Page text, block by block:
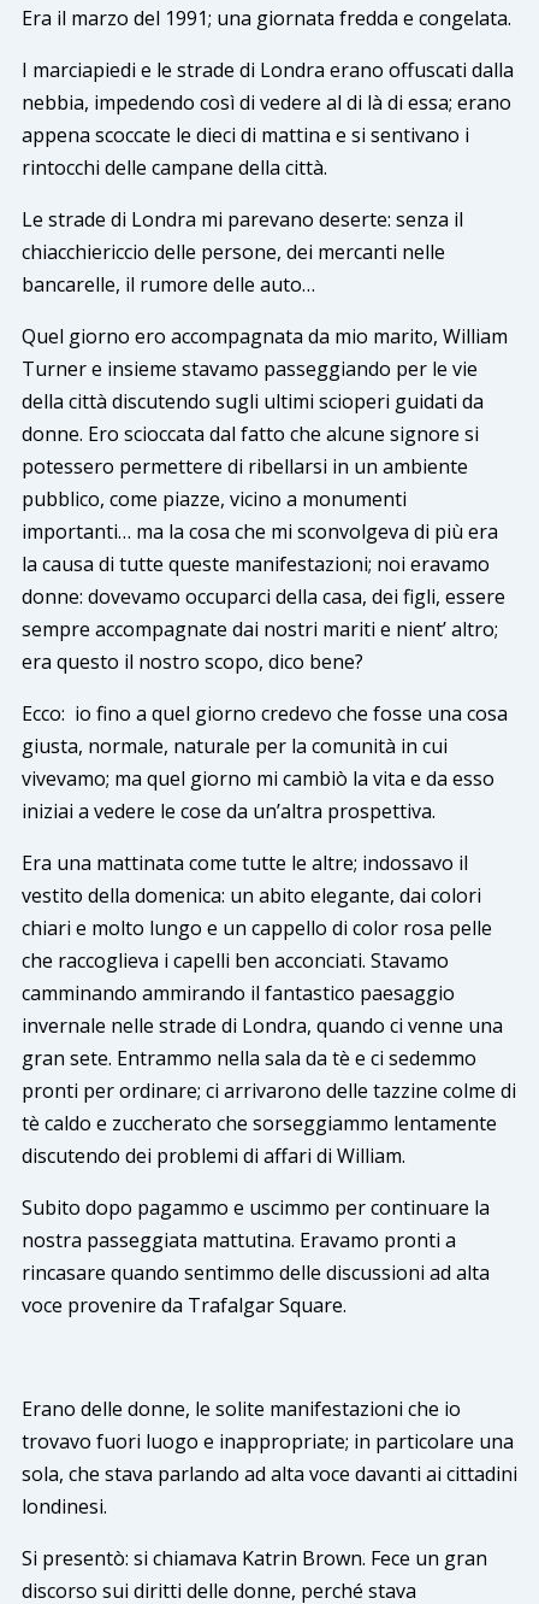
Era il marzo del 1991; una giornata fredda e congelata.
I marciapiedi e le strade di Londra erano offuscati dalla
nebbia, impedendo così di vedere al di là di essa; erano
appena scoccate le dieci di mattina e si sentivano i
rintocchi delle campane della città.
Le strade di Londra mi parevano deserte: senza il
chiacchiericcio delle persone, dei mercanti nelle
bancarelle, il rumore delle auto…
Quel giorno ero accompagnata da mio marito, William
Turner e insieme stavamo passeggiando per le vie
della città discutendo sugli ultimi scioperi guidati da
donne. Ero scioccata dal fatto che alcune signore si
potessero permettere di ribellarsi in un ambiente
pubblico, come piazze, vicino a monumenti
importanti… ma la cosa che mi sconvolgeva di più era
la causa di tutte queste manifestazioni; noi eravamo
donne: dovevamo occuparci della casa, dei figli, essere
sempre accompagnate dai nostri mariti e nient’ altro;
era questo il nostro scopo, dico bene?
Ecco: io fino a quel giorno credevo che fosse una cosa
giusta, normale, naturale per la comunità in cui
vivevamo; ma quel giorno mi cambiò la vita e da esso
iniziai a vedere le cose da un’altra prospettiva.
Era una mattinata come tutte le altre; indossavo il
vestito della domenica: un abito elegante, dai colori
chiari e molto lungo e un cappello di color rosa pelle
che raccoglieva i capelli ben acconciati. Stavamo
camminando ammirando il fantastico paesaggio
invernale nelle strade di Londra, quando ci venne una
gran sete. Entrammo nella sala da tè e ci sedemmo
pronti per ordinare; ci arrivarono delle tazzine colme di
tè caldo e zuccherato che sorseggiammo lentamente
discutendo dei problemi di affari di William.
Subito dopo pagammo e uscimmo per continuare la
nostra passeggiata mattutina. Eravamo pronti a
rincasare quando sentimmo delle discussioni ad alta
voce provenire da Trafalgar Square.
Erano delle donne, le solite manifestazioni che io
trovavo fuori luogo e inappropriate; in particolare una
sola, che stava parlando ad alta voce davanti ai cittadini
londinesi.
Si presentò: si chiamava Katrin Brown. Fece un gran
discorso sui diritti delle donne, perché stava